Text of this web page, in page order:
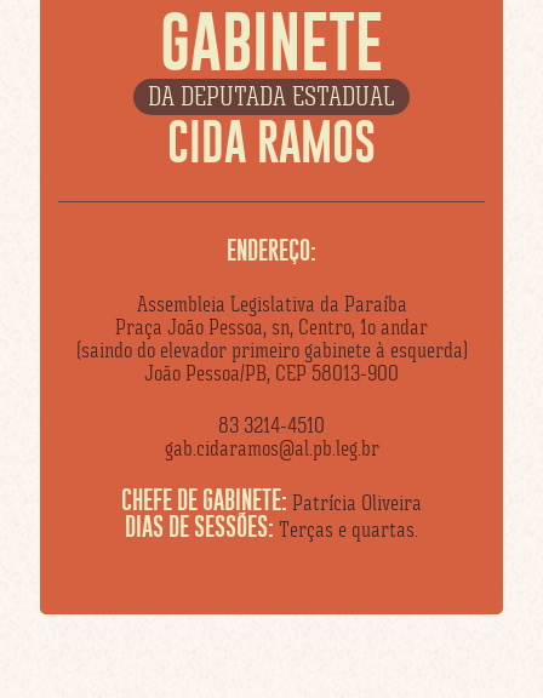
GABINETE
DA DEPUTADA ESTADUAL
CIDA RAMOS
ENDEREÇO:
Assembleia Legislativa da Paraíba
Praça João Pessoa, sn, Centro, 1o andar
(saindo do elevador primeiro gabinete à esquerda)
João Pessoa/PB, CEP 58013-900
83 3214-4510
gab.cidaramos@al.pb.leg.br
CHEFE DE GABINETE: Patrícia Oliveira
DIAS DE SESSÕES: Terças e quartas.